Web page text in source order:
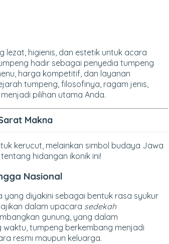
lezat, higienis, dan estetik untuk acara
hadir sebagai penyedia tumpeng
harga kompetitif, dan layanan
tumpeng, filosofinya, ragam jenis,
pilihan utama Anda.
Makna
kerucut, melainkan simbol budaya Jawa
hidangan ikonik ini!
Nasional
diyakini sebagai bentuk rasa syukur
dalam upacara sedekah
gunung, yang dalam
tumpeng berkembang menjadi
resmi maupun keluarga.